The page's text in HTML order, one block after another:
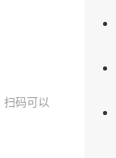
码可以